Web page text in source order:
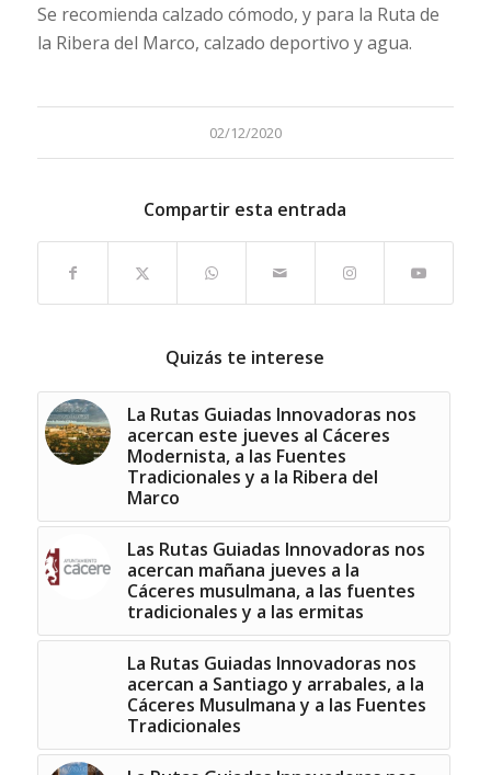
Se recomienda calzado cómodo, y para la Ruta de
la Ribera del Marco, calzado deportivo y agua.
02/12/2020
Compartir esta entrada
Quizás te interese
La Rutas Guiadas Innovadoras nos
acercan este jueves al Cáceres
Modernista, a las Fuentes
Tradicionales y a la Ribera del
Marco
Las Rutas Guiadas Innovadoras nos
acercan mañana jueves a la
Cáceres musulmana, a las fuentes
tradicionales y a las ermitas
La Rutas Guiadas Innovadoras nos
acercan a Santiago y arrabales, a la
Cáceres Musulmana y a las Fuentes
Tradicionales